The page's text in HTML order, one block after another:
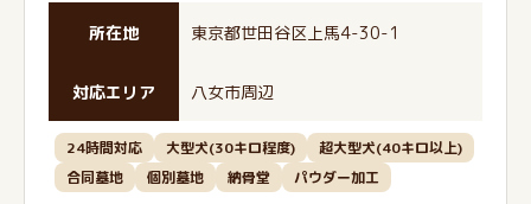
所在地 東京都世田谷区上馬4-30-1
対応エリア 八女市周辺
24時間対応 大型犬(30キロ程度)
超大型犬(40キロ以上)
合同墓地
個別墓地 納骨堂 パウダー加工